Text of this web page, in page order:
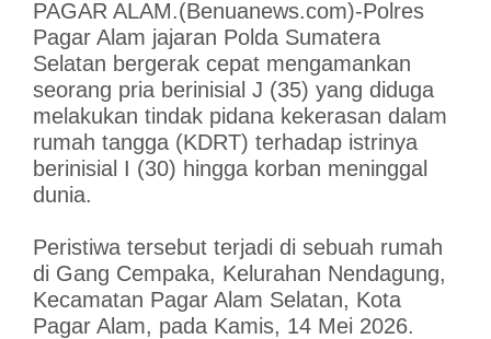
PAGAR ALAM.(Benuanews.com)-Polres
Pagar Alam jajaran Polda Sumatera
Selatan bergerak cepat mengamankan
seorang pria berinisial J (35) yang diduga
melakukan tindak pidana kekerasan dalam
rumah tangga (KDRT) terhadap istrinya
berinisial I (30) hingga korban meninggal
dunia.
Peristiwa tersebut terjadi di sebuah rumah
di Gang Cempaka, Kelurahan Nendagung,
Kecamatan Pagar Alam Selatan, Kota
Pagar Alam, pada Kamis, 14 Mei 2026.